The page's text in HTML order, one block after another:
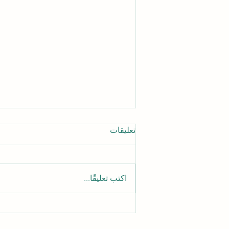
الدليل الشامل للوصول إلى
تعليقات
اكتب تعليقًا...